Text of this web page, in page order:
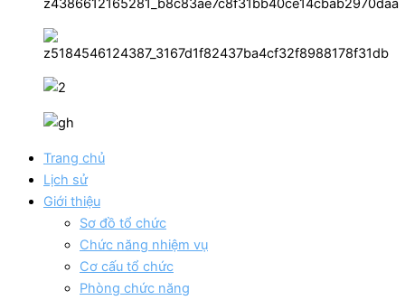
Trang chủ
Lịch sử
Giới thiệu
Sơ đồ tổ chức
Chức năng nhiệm vụ
Cơ cấu tổ chức
Phòng chức năng